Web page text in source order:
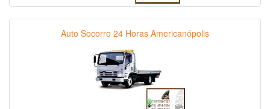
Auto Socorro 24 Horas Americanópolis